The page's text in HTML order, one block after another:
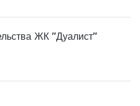
ЖК "Дуалист"